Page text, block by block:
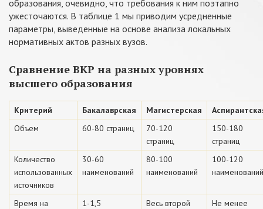
образования, очевидно, что требования к ним поэтапно
ужесточаются. В таблице 1 мы приводим усредненные
параметры, выведенные на основе анализа локальных
нормативных актов разных вузов.
Сравнение ВКР на разных уровнях
высшего образования
Критерий Бакалаврская Магистерская
Объем
60-80 страниц
70-120
страниц
150-180
страниц
Количество
использованных
источников
30-60
наименований
80-100
наименований
100-120
наименований
Время на
1-1,5
Весь второй
Не менее